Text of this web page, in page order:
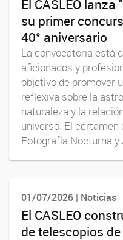
El CASLEO
su primer
40° aniversario
La convocatoria está
aficionados y
objetivo de promover
reflexiva sobre la
naturaleza y la
universo. El
Fotografía Nocturna
01/07/2026 | Noticias
El CASLEO
de telescopios